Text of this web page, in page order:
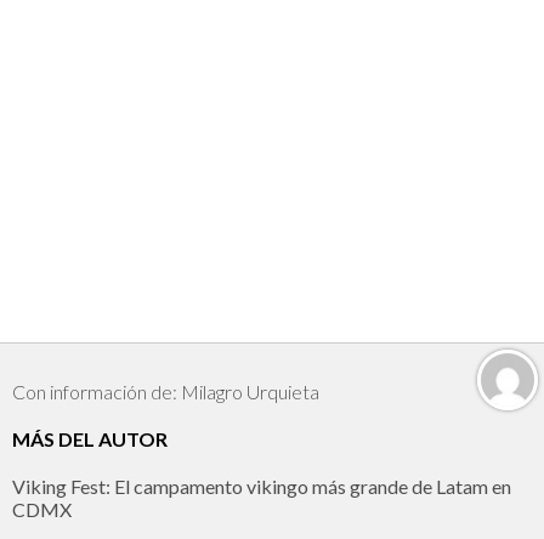
Con información de: Milagro Urquieta
MÁS DEL AUTOR
Viking Fest: El campamento vikingo más grande de Latam en
CDMX